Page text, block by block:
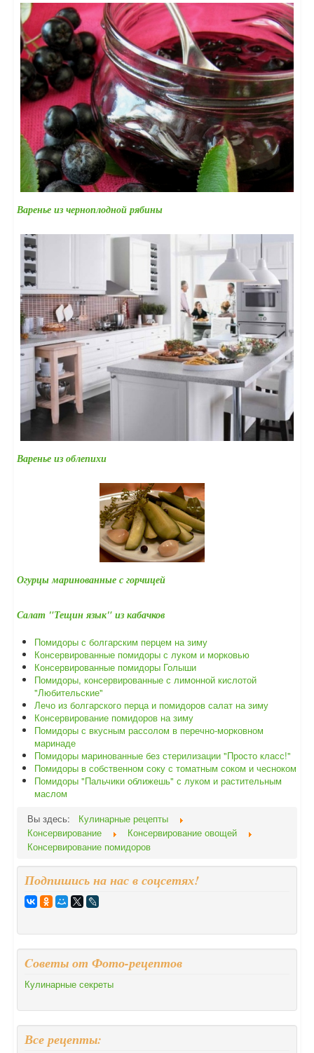
Варенье из черноплодной рябины
Варенье из облепихи
Огурцы маринованные с горчицей
Салат "Тещин язык" из кабачков
Помидоры с болгарским перцем на зиму
Консервированные помидоры с луком и морковью
Консервированные помидоры Голыши
Помидоры, консервированные с лимонной кислотой
"Любительские"
Лечо из болгарского перца и помидоров салат на зиму
Консервирование помидоров на зиму
Помидоры с вкусным рассолом в перечно-морковном
маринаде
Помидоры маринованные без стерилизации "Просто класс!"
Помидоры в собственном соку с томатным соком и чесноком
Помидоры "Пальчики оближешь" с луком и растительным
маслом
Вы здесь:
Кулинарные рецепты
Консервирование
Консервирование овощей
Консервирование помидоров
Подпишись на нас в соцсетях!
Cоветы от Фото-рецептов
Кулинарные секреты
Все рецепты: